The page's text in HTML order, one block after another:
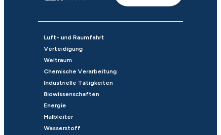
Luft- und Raumfahrt
Verteidigung
Weltraum
Chemische Verarbeitung
Industrielle Tätigkeiten
Biowissenschaften
Energie
Halbleiter
Wasserstoff